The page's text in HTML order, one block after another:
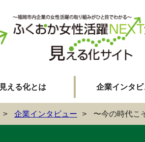
見える化とは 企業インタ
企業インタビュー 〜今の時代こ